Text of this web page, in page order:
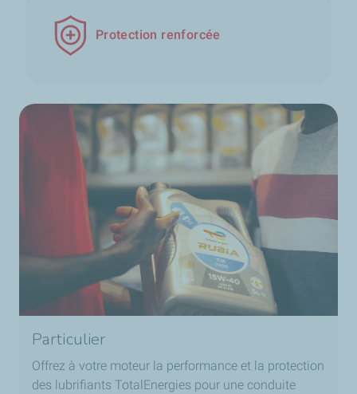
Protection renforcée
Particulier
Offrez à votre moteur la performance et la protection
des lubrifiants TotalEnergies pour une conduite